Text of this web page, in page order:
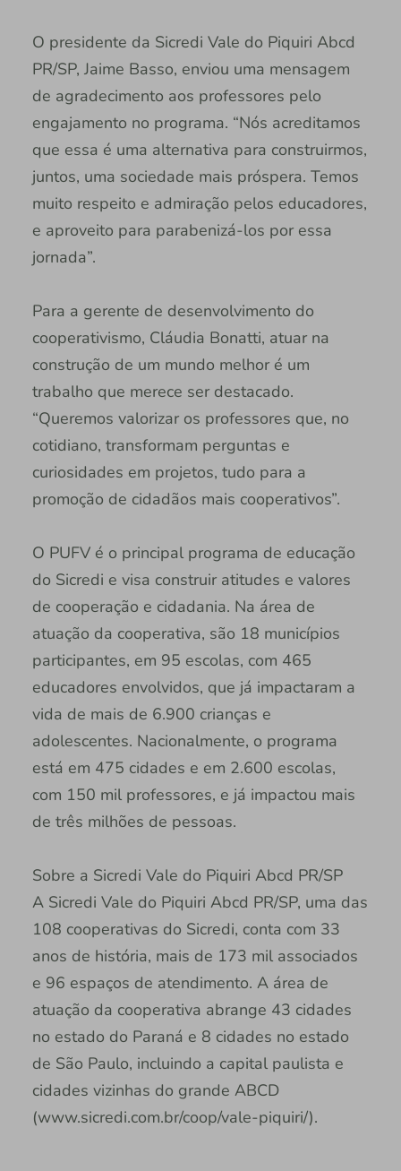
O presidente da Sicredi Vale do Piquiri Abcd
PR/SP, Jaime Basso, enviou uma mensagem
de agradecimento aos professores pelo
engajamento no programa. “Nós acreditamos
que essa é uma alternativa para construirmos,
juntos, uma sociedade mais próspera. Temos
muito respeito e admiração pelos educadores,
e aproveito para parabenizá-los por essa
jornada”.
Para a gerente de desenvolvimento do
cooperativismo, Cláudia Bonatti, atuar na
construção de um mundo melhor é um
trabalho que merece ser destacado.
“Queremos valorizar os professores que, no
cotidiano, transformam perguntas e
curiosidades em projetos, tudo para a
promoção de cidadãos mais cooperativos”.
O PUFV é o principal programa de educação
do Sicredi e visa construir atitudes e valores
de cooperação e cidadania. Na área de
atuação da cooperativa, são 18 municípios
participantes, em 95 escolas, com 465
educadores envolvidos, que já impactaram a
vida de mais de 6.900 crianças e
adolescentes. Nacionalmente, o programa
está em 475 cidades e em 2.600 escolas,
com 150 mil professores, e já impactou mais
de três milhões de pessoas.
Sobre a Sicredi Vale do Piquiri Abcd PR/SP
A Sicredi Vale do Piquiri Abcd PR/SP, uma das
108 cooperativas do Sicredi, conta com 33
anos de história, mais de 173 mil associados
e 96 espaços de atendimento. A área de
atuação da cooperativa abrange 43 cidades
no estado do Paraná e 8 cidades no estado
de São Paulo, incluindo a capital paulista e
cidades vizinhas do grande ABCD
(www.sicredi.com.br/coop/vale-piquiri/).